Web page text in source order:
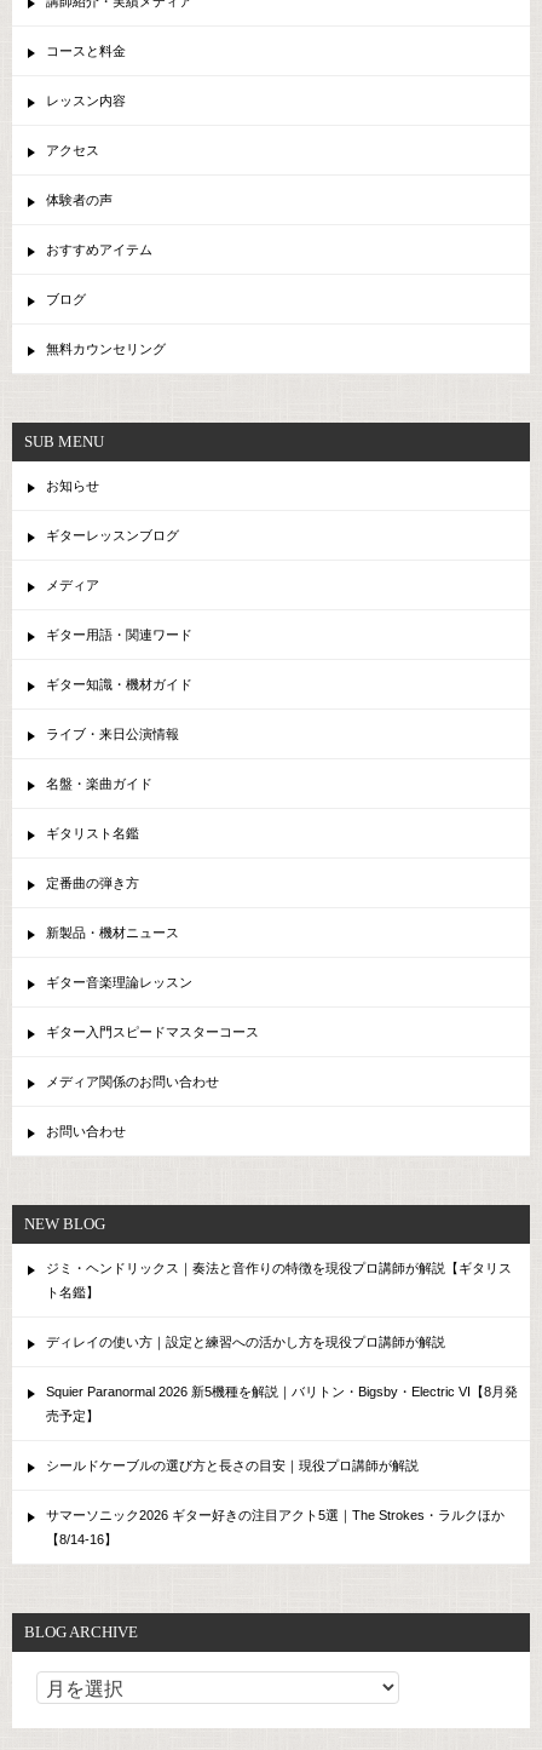
コースと料金
レッスン内容
アクセス
体験者の声
おすすめアイテム
ブログ
無料カウンセリング
SUB MENU
お知らせ
ギターレッスンブログ
メディア
ギター用語・関連ワード
ギター知識・機材ガイド
ライブ・来日公演情報
名盤・楽曲ガイド
ギタリスト名鑑
定番曲の弾き方
新製品・機材ニュース
ギター音楽理論レッスン
ギター入門スピードマスターコース
メディア関係のお問い合わせ
お問い合わせ
NEW BLOG
ジミ・ヘンドリックス｜奏法と音作りの特徴を現役プロ講師が解説【ギタリス
ト名鑑】
ディレイの使い方｜設定と練習への活かし方を現役プロ講師が解説
Squier Paranormal 2026 新5機種を解説｜バリトン・Bigsby・Electric VI【8月発
売予定】
シールドケーブルの選び方と長さの目安｜現役プロ講師が解説
サマーソニック2026 ギター好きの注目アクト5選｜The Strokes・ラルクほか
【8/14-16】
BLOG ARCHIVE